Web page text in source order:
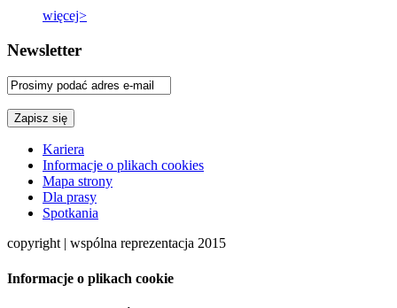
więcej>
Newsletter
Kariera
Informacje o plikach cookies
Mapa strony
Dla prasy
Spotkania
copyright | wspólna reprezentacja 2015
Informacje o plikach cookie